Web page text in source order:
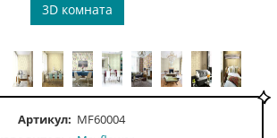
3D комната
Артикул: MF60004